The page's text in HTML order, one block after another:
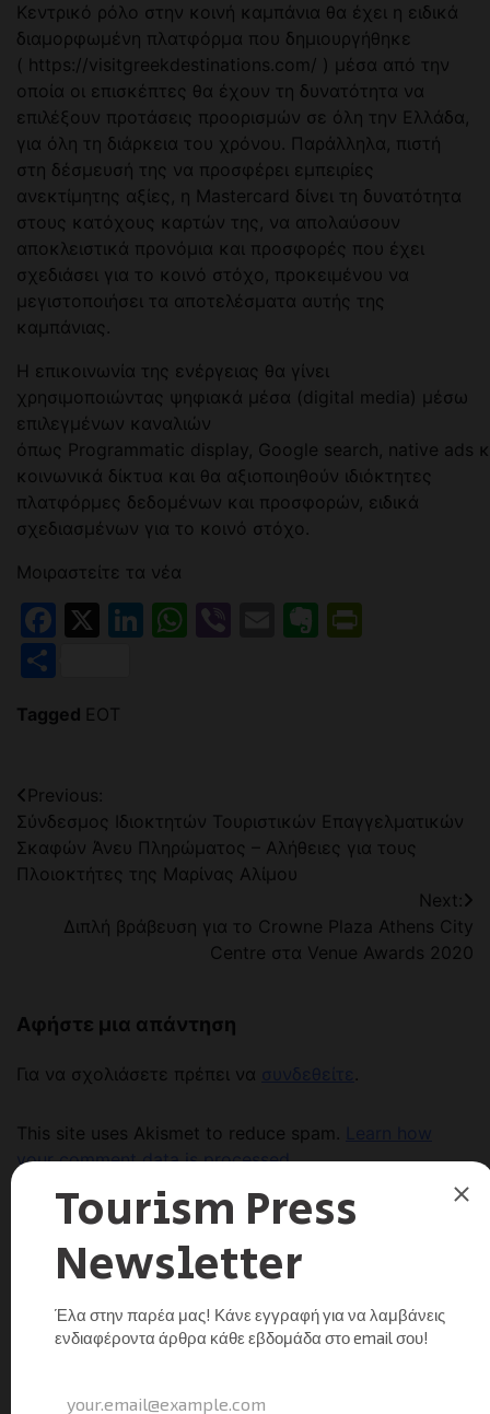
Κεντρικό ρόλο στην κοινή καμπάνια θα έχει η ειδικά
διαμορφωμένη πλατφόρμα που δημιουργήθηκε
( https://visitgreekdestinations.com/ ) μέσα από την
οποία οι επισκέπτες θα έχουν τη δυνατότητα να
επιλέξουν προτάσεις προορισμών σε όλη την Ελλάδα,
για όλη τη διάρκεια του χρόνου. Παράλληλα, πιστή
στη δέσμευσή της να προσφέρει εμπειρίες
ανεκτίμητης αξίες, η Mastercard δίνει τη δυνατότητα
στους κατόχους καρτών της, να απολαύσουν
αποκλειστικά προνόμια και προσφορές που έχει
σχεδιάσει για το κοινό στόχο, προκειμένου να
μεγιστοποιήσει τα αποτελέσματα αυτής της
καμπάνιας.
Η επικοινωνία της ενέργειας θα γίνει
χρησιμοποιώντας ψηφιακά μέσα (digital media) μέσω
επιλεγμένων καναλιών
όπως Programmatic display, Google search, native ads
κοινωνικά δίκτυα και θα αξιοποιηθούν ιδιόκτητες
πλατφόρμες δεδομένων και προσφορών, ειδικά
σχεδιασμένων για το κοινό στόχο.
Μοιραστείτε τα νέα
Facebook
X LinkedIn
WhatsApp
ViberEmailEvernote
Tagged ΕΟΤ
Πλοήγηση
άρθρων
Previous:
Σύνδεσμος Ιδιοκτητών Τουριστικών Επαγγελματικών
Σκαφών Άνευ Πληρώματος – Αλήθειες για τους
Πλοιοκτήτες της Μαρίνας Αλίμου
Next:
Διπλή βράβευση για το Crowne Plaza Athens City
Centre στα Venue Awards 2020
Αφήστε μια απάντηση
Για να σχολιάσετε πρέπει να .
This site uses Akismet to reduce spam.
your comment data is processed.
Facebook
Instagram
LinkedIn
Twitter
YouTube
Channel
Πρόσφατα Νέα